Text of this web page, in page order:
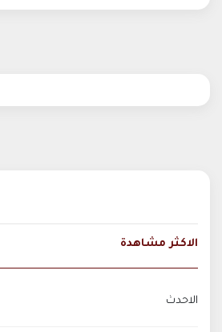
الاكثر مشاهدة
الاحدث